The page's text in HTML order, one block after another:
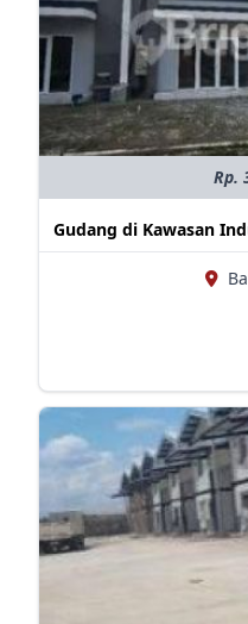
Rp.
Gudang di Kawasan